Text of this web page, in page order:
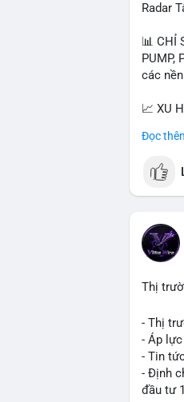
Radar
📊 CHỈ
PUMP,
các
📈 XU
đề hấp
💬
ngồi ăn
💡
xu
nhân.
📊
Đọc
Thị
- Thị
- Áp
- Tin
- Định
đầu tư